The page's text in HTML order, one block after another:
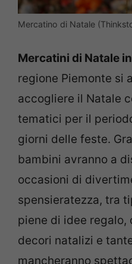
Mercatino di Natale
Mercatini di Natale
regione Piemonte si
accogliere il Natale
tematici per il
giorni delle feste.
bambini avranno a
occasioni di
spensieratezza, tra
piene di idee
decori natalizi e
mancheranno